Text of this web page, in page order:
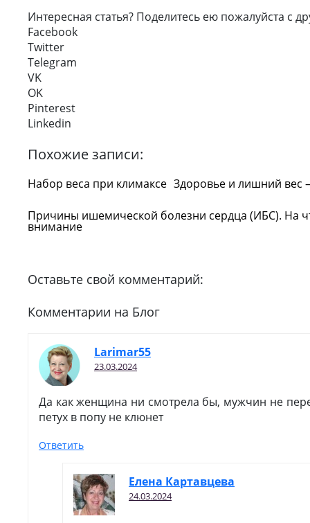
Интересная статья? Поделитесь ею пожалуйста с
Facebook
Twitter
Telegram
VK
OK
Pinterest
Linkedin
Похожие записи:
Набор веса при климаксе Здоровье и лишний вес
Причины ишемической болезни сердца (ИБС). На
внимание
Оставьте свой комментарий:
Комментарии на Блог
Larimar55
23.03.2024
Да как женщина ни смотрела бы, мужчин не
петух в попу не клюнет
Ответить
Елена Картавцева
24.03.2024